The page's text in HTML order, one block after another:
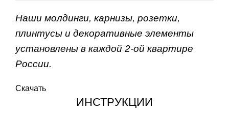
Наши молдинги, карнизы, розетки,
плинтусы и декоративные элементы
установлены в каждой 2-ой квартире
России.
Скачать
ИНСТРУКЦИИ